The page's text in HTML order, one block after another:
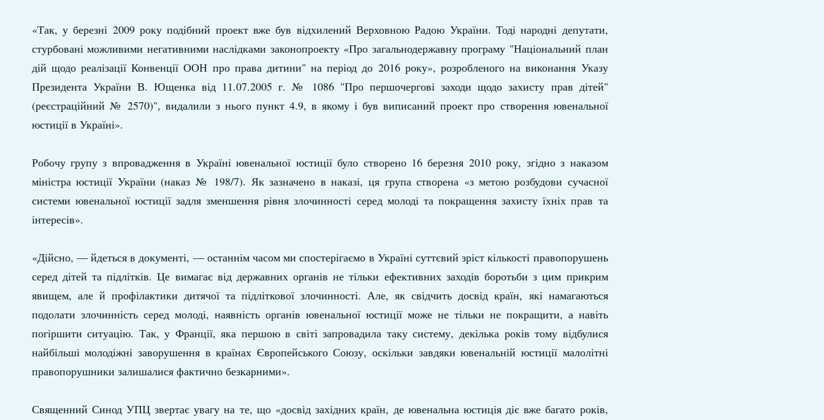
«Так, у березні 2009 року подібний проект вже був відхилений Верховною Радою України. Тоді народні депутати,
стурбовані можливими негативними наслідками законопроекту «Про загальнодержавну програму "Національний план
дій щодо реалізації Конвенції ООН про права дитини" на період до 2016 року», розробленого на виконання Указу
Президента України В. Ющенка від 11.07.2005 г. № 1086 "Про першочергові заходи щодо захисту прав дітей"
(реєстраційний № 2570)", видалили з нього пункт 4.9, в якому і був виписаний проект про створення ювенальної
юстиції в Україні».
Робочу групу з впровадження в Україні ювенальної юстиції було створено 16 березня 2010 року, згідно з наказом
міністра юстиції України (наказ № 198/7). Як зазначено в наказі, ця група створена «з метою розбудови сучасної
системи ювенальної юстиції задля зменшення рівня злочинності серед молоді та покращення захисту їхніх прав та
інтересів».
«Дійсно, — йдеться в документі, — останнім часом ми спостерігаємо в Україні суттєвий зріст кількості правопорушень
серед дітей та підлітків. Це вимагає від державних органів не тільки ефективних заходів боротьби з цим прикрим
явищем, але й профілактики дитячої та підліткової злочинності. Але, як свідчить досвід країн, які намагаються
подолати злочинність серед молоді, наявність органів ювенальної юстиції може не тільки не покращити, а навіть
погіршити ситуацію. Так, у Франції, яка першою в світі запровадила таку систему, декілька років тому відбулися
найбільші молодіжні заворушення в країнах Європейського Союзу, оскільки завдяки ювенальній юстиції малолітні
правопорушники залишалися фактично безкарними».
Священний Синод УПЦ звертає увагу на те, що «досвід західних країн, де ювенальна юстиція діє вже багато років,